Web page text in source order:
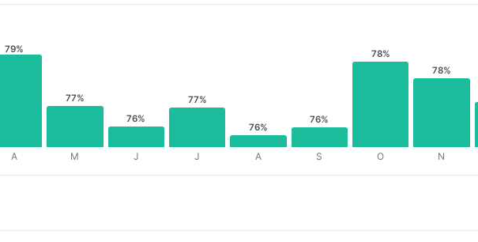
79%
A
77%
M
76%
J
77%
J
76%
A
76%
S
78%
O
78%
N